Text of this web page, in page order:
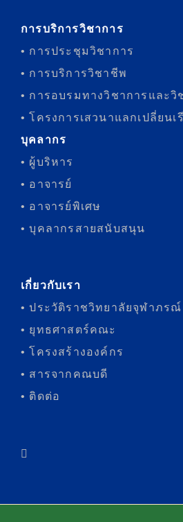
การบริการวิชาการ
• การประชุมวิชาการ
• การบริการวิชาชีพ
• การอบรมทางวิชาการและ
• โครงการเสวนาแลกเปลี่ยนเ
บุคลากร
• ผู้บริหาร
• อาจารย์
• อาจารย์พิเศษ
• บุคลากรสายสนับสนุน
เกี่ยวกับเรา
• ประวัติราชวิทยาลัยจุฬาภรณ์
• ยุทธศาสตร์คณะ
• โครงสร้างองค์กร
• สารจากคณบดี
• ติดต่อ